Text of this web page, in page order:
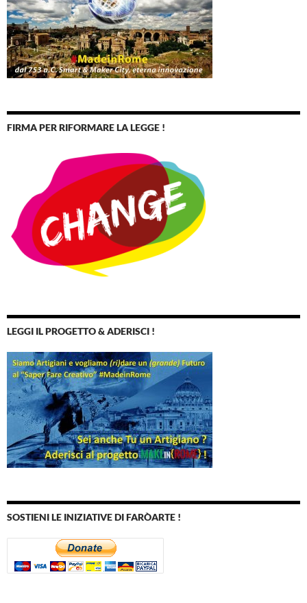
FIRMA PER RIFORMARE LA LEGGE !
LEGGI IL PROGETTO & ADERISCI !
SOSTIENI LE INIZIATIVE DI FARÒARTE !